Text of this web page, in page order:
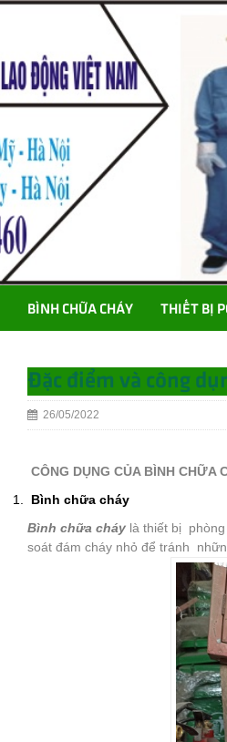
BÌNH CHỮA CHÁY THIẾT BỊ
Đặc điểm và công
26/05/2022
CÔNG DỤNG CỦA BÌNH CHỮA
Bình chữa cháy
Bình chữa cháy là thiết bị
soát đám cháy nhỏ để tránh